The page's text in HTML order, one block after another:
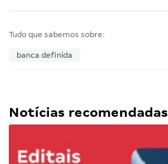
Tudo que sabemos sobre:
banca definida
Notícias recomendadas